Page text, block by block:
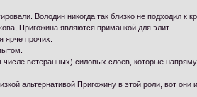
Володин никогда так близко не подходил к
Пригожина являются приманкой для элит.
ярче прочих.
ветеранных) силовых слоев, которые
альтернативой Пригожину в этой роли, вот